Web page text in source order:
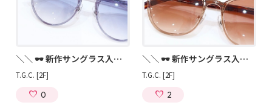
＼＼ 🕶 新作サングラス入荷しました！！ 🕶／／
T.G.C. [2F]
0
＼＼ 🕶 新作サングラス入荷しました！！ 🕶／／
T.G.C. [2F]
2